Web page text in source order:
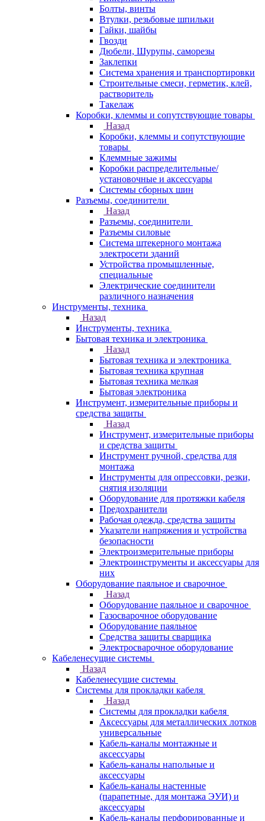
Болты, винты
Втулки, резьбовые шпильки
Гайки, шайбы
Гвозди
Дюбели, Шурупы, саморезы
Заклепки
Система хранения и транспортировки
Строительные смеси, герметик, клей,
растворитель
Такелаж
Коробки, клеммы и сопутствующие товары
Назад
Коробки, клеммы и сопутствующие
товары
Клеммные зажимы
Коробки распределительные/
установочные и аксессуары
Системы сборных шин
Разъемы, соединители
Назад
Разъемы, соединители
Разъемы силовые
Система штекерного монтажа
электросети зданий
Устройства промышленные,
специальные
Электрические соединители
различного назначения
Инструменты, техника
Назад
Инструменты, техника
Бытовая техника и электроника
Назад
Бытовая техника и электроника
Бытовая техника крупная
Бытовая техника мелкая
Бытовая электроника
Инструмент, измерительные приборы и
средства защиты
Назад
Инструмент, измерительные приборы
и средства защиты
Инструмент ручной, средства для
монтажа
Инструменты для опрессовки, резки,
снятия изоляции
Оборудование для протяжки кабеля
Предохранители
Рабочая одежда, средства защиты
Указатели напряжения и устройства
безопасности
Электроизмерительные приборы
Электроинструменты и аксессуары для
них
Оборудование паяльное и сварочное
Назад
Оборудование паяльное и сварочное
Газосварочное оборудование
Оборудование паяльное
Средства защиты сварщика
Электросварочное оборудование
Кабеленесущие системы
Назад
Кабеленесущие системы
Системы для прокладки кабеля
Назад
Системы для прокладки кабеля
Аксессуары для металлических лотков
универсальные
Кабель-каналы монтажные и
аксессуары
Кабель-каналы напольные и
аксессуары
Кабель-каналы настенные
(парапетные, для монтажа ЭУИ) и
аксессуары
Кабель-каналы перфорированные и